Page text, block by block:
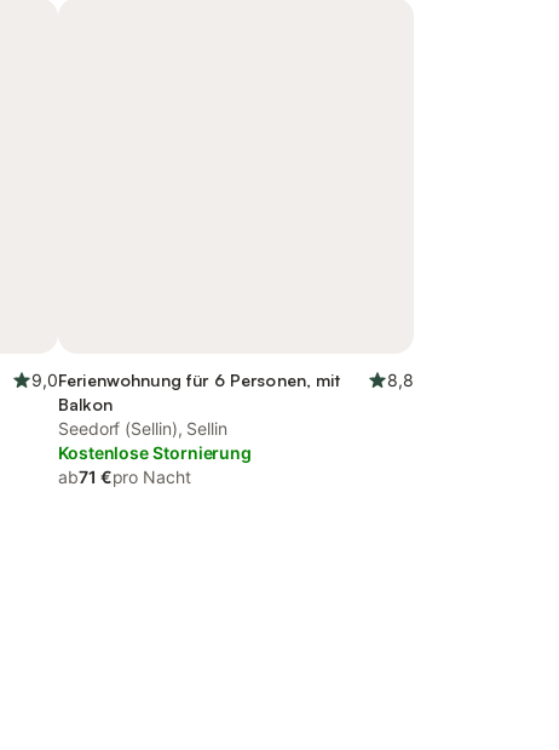
9,0Ferienwohnung für 6 Personen, mit
Balkon
8,8
Seedorf (Sellin), Sellin
Kostenlose Stornierung
ab71 €pro Nacht